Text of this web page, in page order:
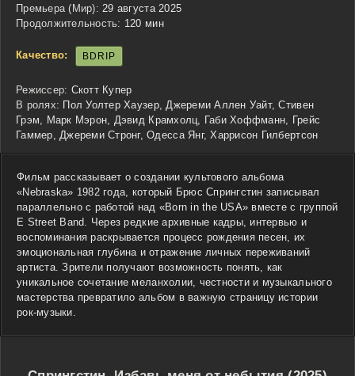
Премьера (Мир): 29 августа 2025
Продолжительность: 120 мин
Качество: BDRIP
Режиссер: Скотт Купер
В ролях: Пол Уолтер Хаузер, Джереми Аллен Уайт, Стивен
Грэм, Марк Мэрон, Дэвид Крамхолц, Габи Хоффманн, Грейс
Гаммер, Джереми Стронг, Одесса Янг, Харрисон Гилбертсон
Фильм рассказывает о создании культового альбома
«Nebraska» 1982 года, который Брюс Спрингстин записывал
параллельно с работой над «Born in the USA» вместе с группой
E Street Band. Через редкие архивные кадры, интервью и
воспоминания раскрывается процесс рождения песен, их
эмоциональная глубина и отражение личных переживаний
артиста. Зрители получают возможность понять, как
уникальное сочетание меланхолии, честности и музыкального
мастерства превратило альбом в важную страницу истории
рок-музыки.